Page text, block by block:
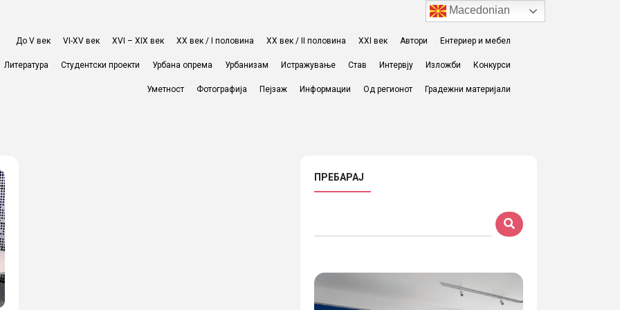
До V век VI-XV век XVI – XIX век ХХ век / I половина ХХ век / II половина XXI век Автори Ентериер и мебел
Литература Студентски проекти Урбана опрема Урбанизам Истражување Став Интервју Изложби Конкурси
Уметност Фотографија Пејзаж Информации Од регионот Градежни материјали
ПРЕБАРАЈ
Macedonian